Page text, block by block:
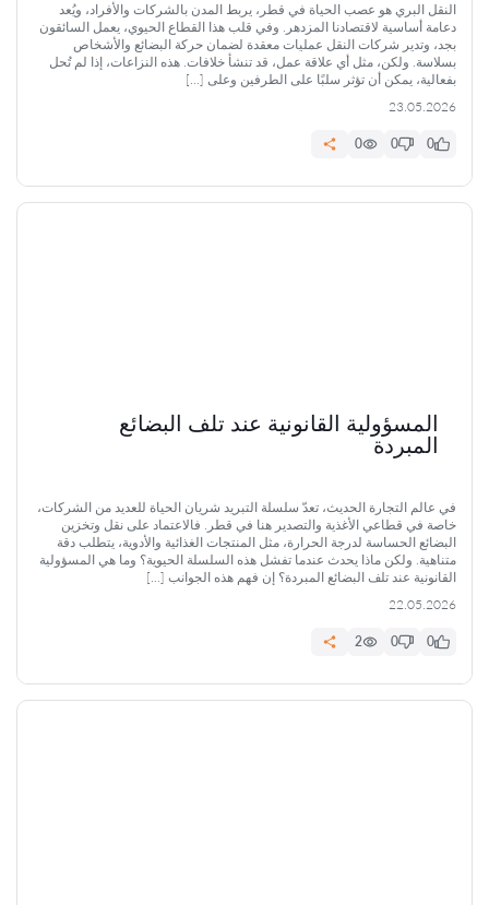
النقل البري هو عصب الحياة في قطر، يربط المدن بالشركات والأفراد، ويُعد
دعامة أساسية لاقتصادنا المزدهر. وفي قلب هذا القطاع الحيوي، يعمل السائقون
بجد، وتدير شركات النقل عمليات معقدة لضمان حركة البضائع والأشخاص
بسلاسة. ولكن، مثل أي علاقة عمل، قد تنشأ خلافات. هذه النزاعات، إذا لم تُحل
بفعالية، يمكن أن تؤثر سلبًا على الطرفين وعلى […]
23.05.2026
0
0
0
المسؤولية القانونية عند تلف البضائع
المبردة
في عالم التجارة الحديث، تعدّ سلسلة التبريد شريان الحياة للعديد من الشركات،
خاصة في قطاعي الأغذية والتصدير هنا في قطر. فالاعتماد على نقل وتخزين
البضائع الحساسة لدرجة الحرارة، مثل المنتجات الغذائية والأدوية، يتطلب دقة
متناهية. ولكن ماذا يحدث عندما تفشل هذه السلسلة الحيوية؟ وما هي المسؤولية
القانونية عند تلف البضائع المبردة؟ إن فهم هذه الجوانب […]
22.05.2026
0
0
2